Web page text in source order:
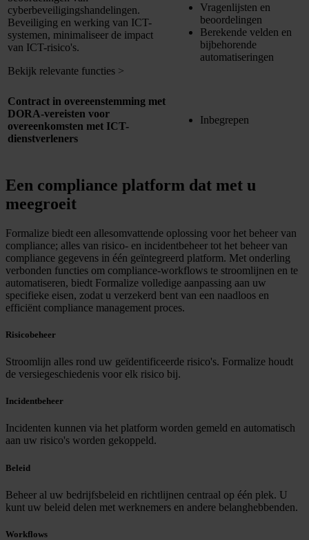
cyberbeveiligingshandelingen.
Beveiliging en werking van ICT-
systemen, minimaliseer de impact
van ICT-risico's.
Bekijk relevante functies >
Vragenlijsten en
beoordelingen
Berekende velden en
bijbehorende
automatiseringen
Contract in overeenstemming met
DORA-vereisten voor
overeenkomsten met ICT-
dienstverleners
Inbegrepen
Een compliance platform dat met u
meegroeit
Formalize biedt een allesomvattende oplossing voor het beheer van
compliance; alles van risico- en incidentbeheer tot het beheer van
compliance gegevens in één geïntegreerd platform. Met onderling
verbonden functies om compliance-workflows te stroomlijnen en te
automatiseren, biedt Formalize volledige aanpassing aan uw
specifieke eisen, zodat u verzekerd bent van een naadloos en
efficiënt compliance management proces.
Risicobeheer
Stroomlijn alles rond uw geïdentificeerde risico's. Formalize houdt
de versiegeschiedenis voor elk risico bij.
Incidentbeheer
Incidenten kunnen via het platform worden gemeld en automatisch
aan uw risico's worden gekoppeld.
Beleid
Beheer al uw bedrijfsbeleid en richtlijnen centraal op één plek. U
kunt uw beleid delen met werknemers en andere belanghebbenden.
Workflows